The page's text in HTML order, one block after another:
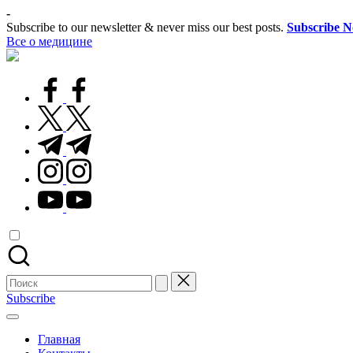
Перейти
к
содержимому
-
Subscribe to our newsletter & never miss our best posts. Subscribe
Все о медицине
Лечитесь
facebook.com
twitter.com
t.me
instagram.com
youtube.com
Поиск
для:
Subscribe
Главная